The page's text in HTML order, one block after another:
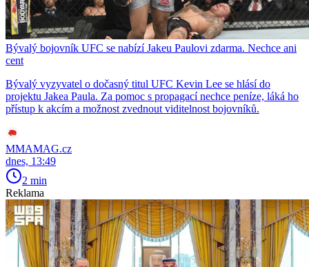
Bývalý bojovník UFC se nabízí Jakeu Paulovi zdarma. Nechce ani
cent
Bývalý vyzyvatel o dočasný titul UFC Kevin Lee se hlásí do
projektu Jakea Paula. Za pomoc s propagací nechce peníze, láká ho
přístup k akcím a možnost zvednout viditelnost bojovníků.
MMAMAG.cz
dnes, 13:49
2 min
Reklama